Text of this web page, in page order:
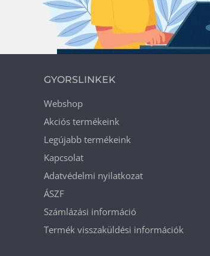
GYORSLINKEK
Webshop
Akciós termékeink
Legújabb termékeink
Kapcsolat
Adatvédelmi nyilatkozat
ÁSZF
Számlázási információ
Termék visszaküldési információk